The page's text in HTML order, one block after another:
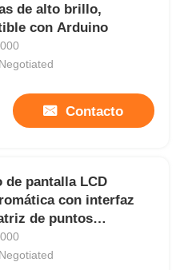
de alto brillo,
con Arduino
Contacto
de pantalla LCD
con interfaz
de puntos
resolución 128 x 64